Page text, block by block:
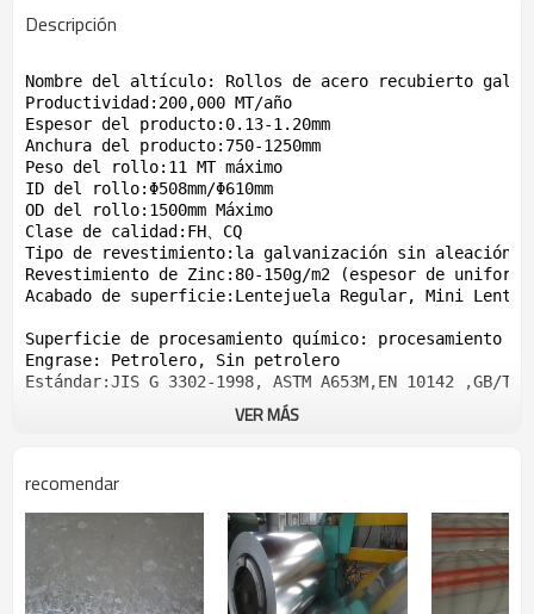
Descripción
Nombre del altículo: Rollos de acero recubierto
Productividad:200,000 MT/año
Espesor del producto:0.13-1.20mm
Anchura del producto:750-1250mm
Peso del rollo:11 MT máximo
ID del rollo:Φ508mm/Φ610mm
OD del rollo:1500mm Máximo
Clase de calidad:FH、CQ
Tipo de revestimiento:la galvanización sin aleación
Revestimiento de Zinc:80-150g/m2 (espesor de
Acabado de superficie:Lentejuela Regular, Mini
Superficie de procesamiento químico: procesamiento
Engrase: Petrolero, Sin petrolero
VER MÁS
recomendar